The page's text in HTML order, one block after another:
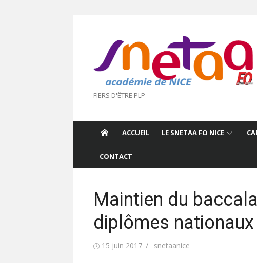
FIERS D'ÊTRE PLP
ACCUEIL LE SNETAA FO NICE
CONTACT
Maintien du
diplômes nationaux
Publié15 juin 2017 Auteur/autrice
snetaanice